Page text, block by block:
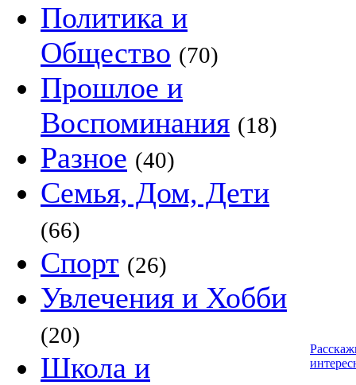
Политика и
Общество (70)
Прошлое и
Воспоминания (18)
Разное (40)
Семья, Дом, Дети
(66)
Спорт (26)
Увлечения и Хобби
(20)
Школа и